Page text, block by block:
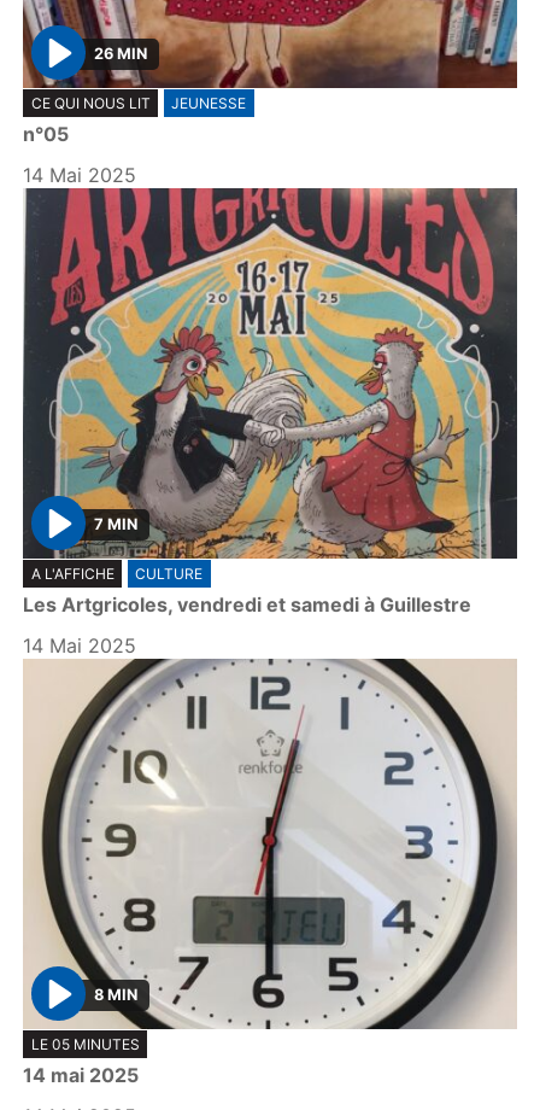
P
l
a
y
26 MIN
CE QUI NOUS LIT JEUNESSE
n°05
14 Mai 2025
P
l
a
y
7 MIN
A L'AFFICHE CULTURE
Les Artgricoles, vendredi et samedi à Guillestre
14 Mai 2025
P
l
a
8 MIN
LE 05 MINUTES
14 mai 2025